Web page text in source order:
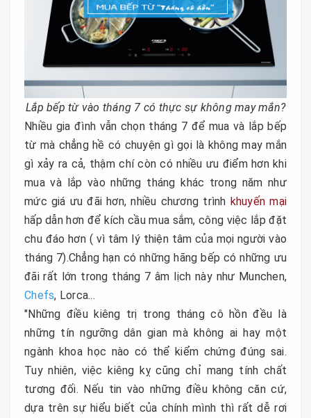
Lắp bếp từ vào tháng 7 có thực sự không may mắn?
Nhiều gia đình vẫn chọn tháng 7 để mua và lắp bếp
từ mà chẳng hề có chuyện gì gọi là không may mắn
gì xảy ra cả, thậm chí còn có nhiều ưu điểm hơn khi
mua và lắp vào những tháng khác trong năm như
mức giá ưu đãi hơn, nhiều chương trình khuyến mại
hấp dẫn hơn để kích cầu mua sắm, công việc lắp đặt
chu đáo hơn ( vì tâm lý thiện tâm của mọi người vào
tháng 7).Chẳng hạn có những hãng bếp có những ưu
đãi rất lớn trong tháng 7 âm lịch này như Munchen,
Chefs, Lorca...
"Những điều kiêng trị trong tháng cô hồn đều là
những tín ngưỡng dân gian mà không ai hay một
ngành khoa học nào có thể kiểm chứng đúng sai.
Tuy nhiên, việc kiêng kỵ cũng chỉ mang tính chất
tương đối. Nếu tin vào những điều không căn cứ,
dựa trên sự hiểu biết của chính mình thì rất dễ rơi